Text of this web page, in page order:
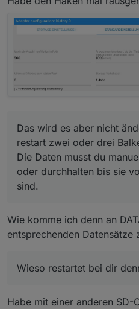
Das wird es aber nicht
restart zwei oder drei
Die Daten musst du
oder durchhalten bis sie
sind.
Wie komme ich denn an
entsprechenden Datensätze
Wieso restartet bei dir
Habe mit einer anderen SD-